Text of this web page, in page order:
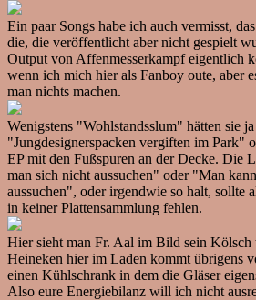
Ein paar Songs habe ich auch vermisst,
die, die veröffentlicht aber nicht gespielt
Output von Affenmesserkampf eigentlich
wenn ich mich hier als Fanboy oute, aber
man nichts machen.
Wenigstens "Wohlstandsslum" hätten sie
"Jungdesignerspacken vergiften im Park"
EP mit den Fußspuren an der Decke. Die
man sich nicht aussuchen" oder "Man
aussuchen", oder irgendwie so halt, sollte
in keiner Plattensammlung fehlen.
Hier sieht man Fr. Aal im Bild sein Kölsch
Heineken hier im Laden kommt übrigens
einen Kühlschrank in dem die Gläser
Also eure Energiebilanz will ich nicht